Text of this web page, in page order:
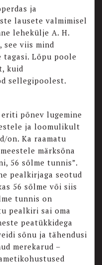
ja
lausete valmimisel
lehekülje A. H.
see viis mind
Lõpu poole
kuid
sellegipoolest.
põnev lugemine
ja loomulikult
on. Ka raamatu
märksõna
56 sõlme tunnis”.
pealkirjaga seotud
56 sõlme või siis
tunnis on
pealkiri sai oma
peatükkidega
sõnu ja tähendusi
merekarud –